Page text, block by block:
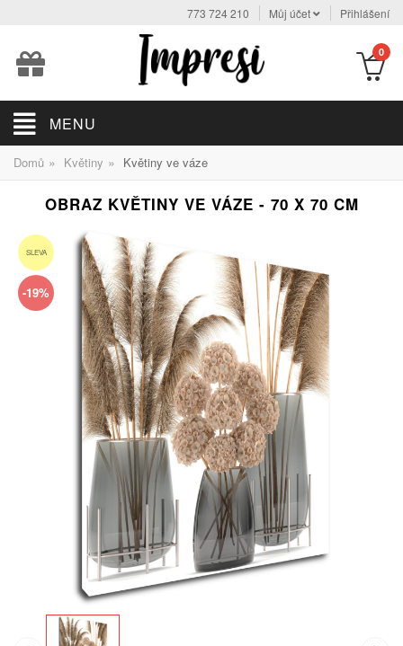
773 724 210 Můj účet Přihlášení
0
MENU
Domů » Květiny » Květiny ve váze
OBRAZ KVĚTINY VE VÁZE - 70 X 70 CM
SLEVA
-19%